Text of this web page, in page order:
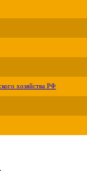
хозяйства РФ